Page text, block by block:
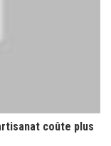
coûte plus